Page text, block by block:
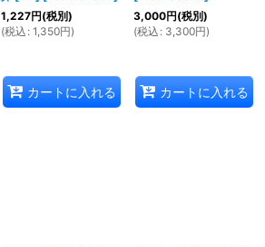
1,227円(税別)
(税込 : 1,350円)
カートに入れる
3,000円(税別)
(税込 : 3,300円)
カートに入れる